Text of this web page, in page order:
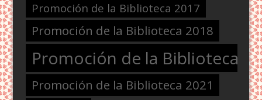
Promoción de la Biblioteca 2017
Promoción de la Biblioteca 2018
Promoción de la Biblioteca
Promoción de la Biblioteca 2021